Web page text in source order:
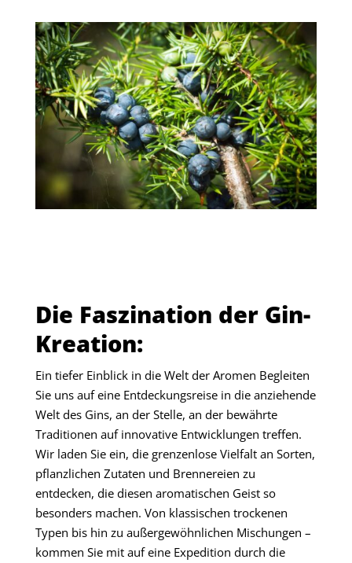
Die Faszination der Gin-
Kreation:
Ein tiefer Einblick in die Welt der Aromen Begleiten
Sie uns auf eine Entdeckungsreise in die anziehende
Welt des Gins, an der Stelle, an der bewährte
Traditionen auf innovative Entwicklungen treffen.
Wir laden Sie ein, die grenzenlose Vielfalt an Sorten,
pflanzlichen Zutaten und Brennereien zu
entdecken, die diesen aromatischen Geist so
besonders machen. Von klassischen trockenen
Typen bis hin zu außergewöhnlichen Mischungen –
kommen Sie mit auf eine Expedition durch die